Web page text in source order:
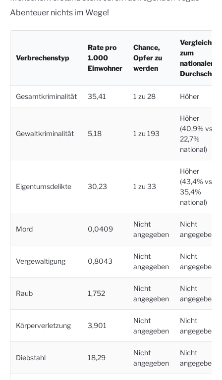
Abenteuer nichts im Wege!
Verbrechenstyp
Rate pro
1.000
Einwohner
Chance,
Opfer zu
werden
Vergleich
zum
nationalen
Gesamtkriminalität 35,41 1 zu 28 Höher
Gewaltkriminalität 5,18 1 zu 193
Höher
(40,9% vs.
22,7%
national)
Eigentumsdelikte 30,23 1 zu 33
Höher
(43,4% vs.
35,4%
national)
Mord 0,0409
Nicht
angegeben
Nicht
angegeben
Vergewaltigung 0,8043
Nicht
angegeben
Nicht
angegeben
Raub 1,752
Nicht
angegeben
Nicht
angegeben
Körperverletzung 3,901
Nicht
angegeben
Nicht
angegeben
Diebstahl 18,29
Nicht
angegeben
Nicht
angegeben